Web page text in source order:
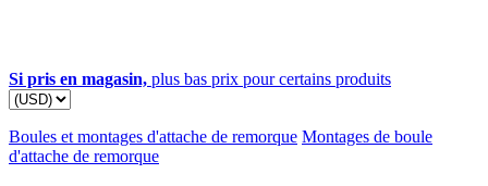
Si pris en magasin, plus bas prix pour certains produits
Boules et montages d'attache de remorque Montages de boule
d'attache de remorque